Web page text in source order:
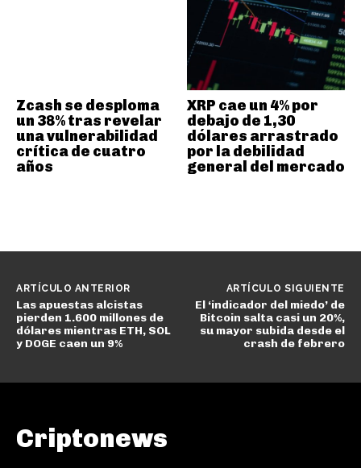
Zcash se desploma
un 38% tras revelar
una vulnerabilidad
crítica de cuatro
años
XRP cae un 4% por
debajo de 1,30
dólares arrastrado
por la debilidad
general del mercado
ARTÍCULO ANTERIOR
Las apuestas alcistas
pierden 1.600 millones de
dólares mientras ETH, SOL
y DOGE caen un 9%
ARTÍCULO SIGUIENTE
El ‘indicador del miedo’ de
Bitcoin salta casi un 20%,
su mayor subida desde el
crash de febrero
Criptonews